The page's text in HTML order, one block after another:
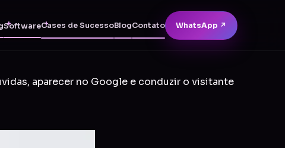
SoftwareCases de SucessoBlogContato WhatsApp ↗
aparecer no Google e conduzir o visitante